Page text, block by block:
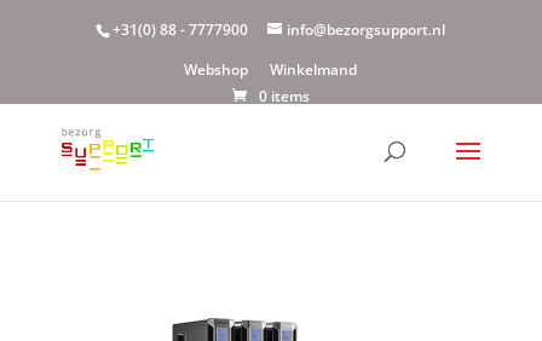
+31(0) 88 - 7777900
info@bezorgsupport.nl
Webshop
Winkelmand
0 items